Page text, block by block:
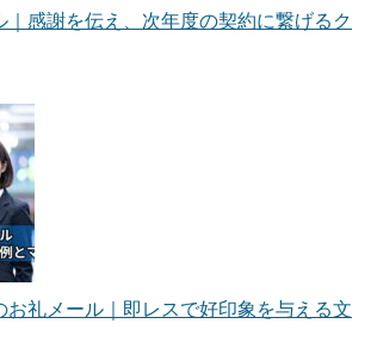
感謝を伝え、次年度の契約に繋げるク
お礼メール｜即レスで好印象を与える文